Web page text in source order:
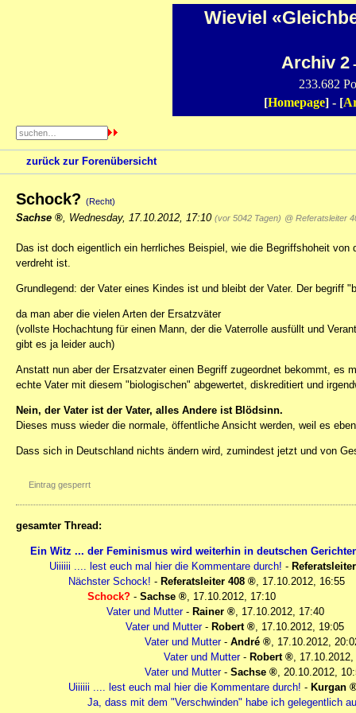
Wieviel
Archiv 2
233.682
[Homepage] - [
zurück zur Forenübersicht
Schock? (Recht)
Sachse Wednesday, 17.10.2012, 17:10 (vor 5042 Tagen) @ Referatsleiter
Das ist doch eigentlich ein herrliches Beispiel, wie die Begriffshoheit
verdreht ist.
Grundlegend: der Vater eines Kindes ist und bleibt der Vater. Der begriff
da man aber die vielen Arten der Ersatzväter
(vollste Hochachtung für einen Mann, der die Vaterrolle ausfüllt und
gibt es ja leider auch)
Anstatt nun aber der Ersatzvater einen Begriff zugeordnet bekommt, es
echte Vater mit diesem "biologischen" abgewertet, diskreditiert und
Nein, der Vater ist der Vater, alles Andere ist Blödsinn.
Dieses muss wieder die normale, öffentliche Ansicht werden, weil es
Dass sich in Deutschland nichts ändern wird, zumindest jetzt und von
Eintrag gesperrt
gesamter Thread:
Ein Witz ... der Feminismus wird weiterhin in deutschen
Uiiiiii .... lest euch mal hier die Kommentare durch! -
Nächster Schock! - Referatsleiter 408 , 17.10.2012, 16:55
Schock? - Sachse , 17.10.2012, 17:10
Vater und Mutter- Rainer , 17.10.2012, 17:40
Vater und Mutter- Robert , 17.10.2012, 19:05
Vater und Mutter- André , 17.10.2012,
Vater und Mutter- Robert ,
Vater und Mutter- Sachse , 20.10.2012,
Uiiiiii .... lest euch mal hier die Kommentare durch! - Kurgan
Ja, dass mit dem "Verschwinden" habe ich gelegentlich